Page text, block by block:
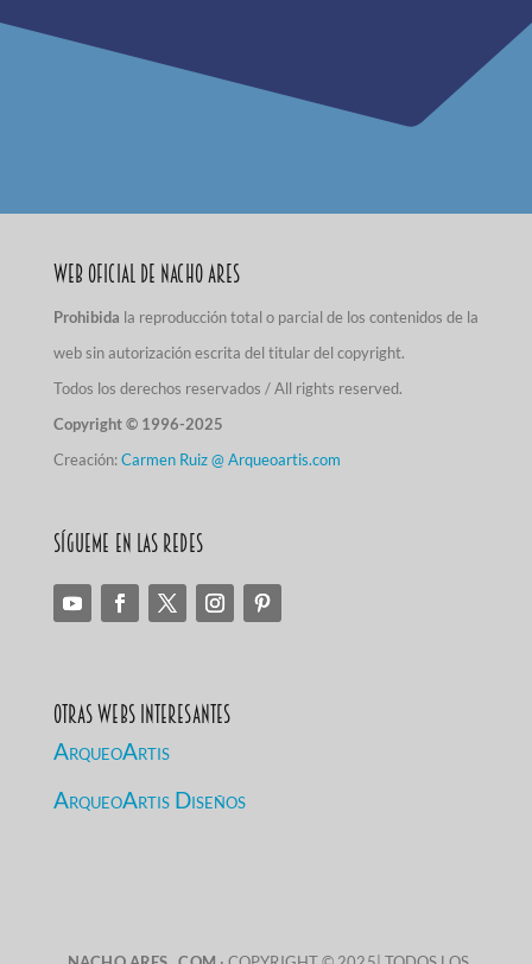
Web Oficial de Nacho Ares
Prohibida la reproducción total o parcial de los contenidos de la
web sin autorización escrita del titular del copyright.
Todos los derechos reservados / All rights reserved.
Copyright © 1996-2025
Creación:Carmen Ruiz @ Arqueoartis.com
Sígueme en las redes
Otras Webs Interesantes
ArqueoArtis
ArqueoArtis Diseños